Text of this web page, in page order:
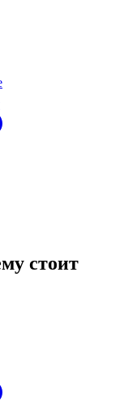
стоит